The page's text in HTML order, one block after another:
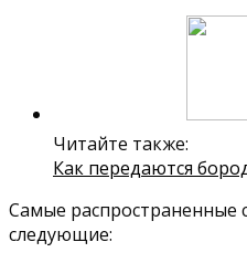
Читайте также:
Как передаются
Самые распространенные
следующие: